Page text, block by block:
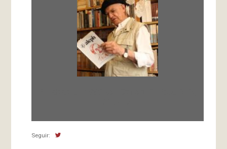
Seguir: